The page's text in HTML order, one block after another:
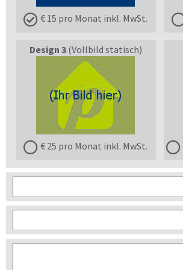
€ 15 pro Monat inkl. MwSt.
Design 3(Vollbild statisch)
€ 25 pro Monat inkl. MwSt.